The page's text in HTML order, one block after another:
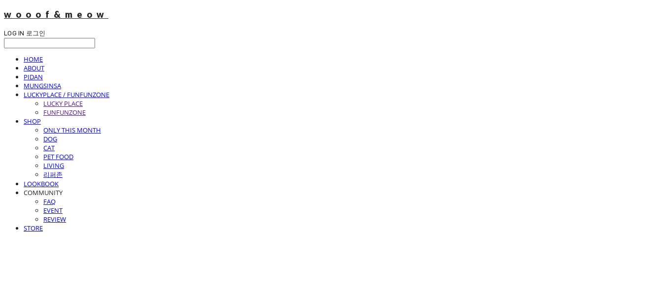
wooof&meow
LOG IN 로그인
HOME
ABOUT
PIDAN
MUNGSINSA
LUCKYPLACE / FUNFUNZONE
LUCKY PLACE
FUNFUNZONE
SHOP
ONLY THIS MONTH
DOG
CAT
PET FOOD
LIVING
리퍼존
LOOKBOOK
COMMUNITY
FAQ
EVENT
REVIEW
STORE